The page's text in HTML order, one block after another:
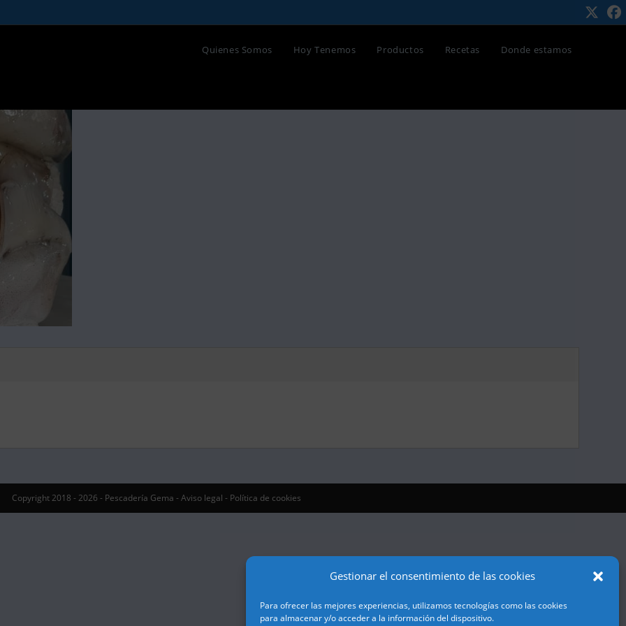
Gestionar el consentimiento de las cookies
Para ofrecer las mejores experiencias, utilizamos tecnologías como las cookies
para almacenar y/o acceder a la información del dispositivo.
Quienes Somos Hoy Tenemos Productos Recetas Donde estamos
Copyright 2018 - 2026 - Pescadería Gema - Aviso legal - Política de cookies